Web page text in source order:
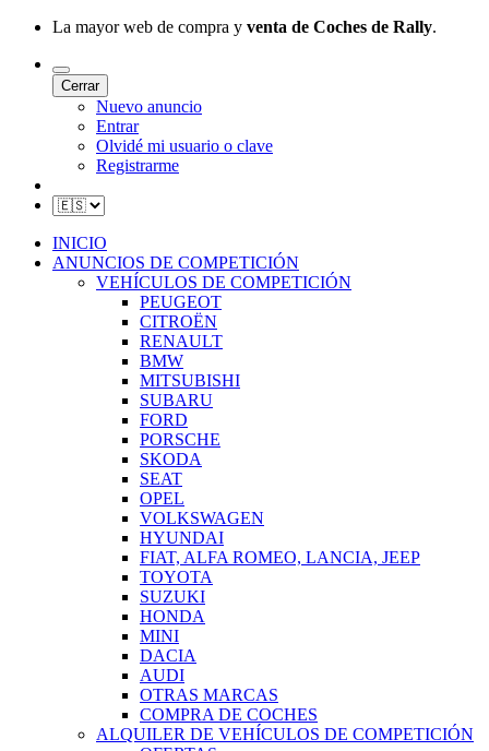
La mayor web de compra y venta de Coches de Rally.
Cerrar
Nuevo anuncio
Entrar
Olvidé mi usuario o clave
Registrarme
INICIO
ANUNCIOS DE COMPETICIÓN
VEHÍCULOS DE COMPETICIÓN
PEUGEOT
CITROËN
RENAULT
BMW
MITSUBISHI
SUBARU
FORD
PORSCHE
SKODA
SEAT
OPEL
VOLKSWAGEN
HYUNDAI
FIAT, ALFA ROMEO, LANCIA, JEEP
TOYOTA
SUZUKI
HONDA
MINI
DACIA
AUDI
OTRAS MARCAS
COMPRA DE COCHES
ALQUILER DE VEHÍCULOS DE COMPETICIÓN